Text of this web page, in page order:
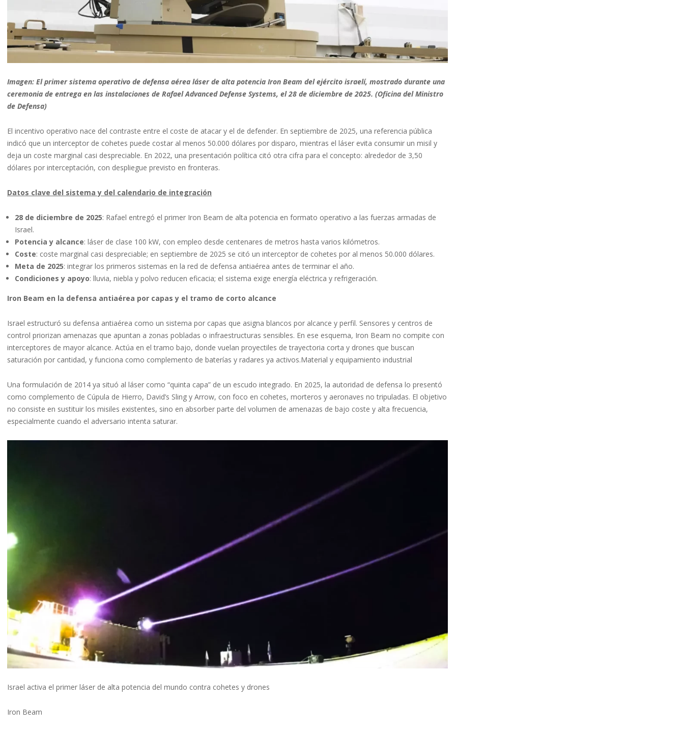
Imagen: El primer sistema operativo de defensa aérea láser de alta potencia Iron Beam del ejército israelí, mostrado durante una
ceremonia de entrega en las instalaciones de Rafael Advanced Defense Systems, el 28 de diciembre de 2025. (Oficina del Ministro
de Defensa)
El incentivo operativo nace del contraste entre el coste de atacar y el de defender. En septiembre de 2025, una referencia pública
indicó que un interceptor de cohetes puede costar al menos 50.000 dólares por disparo, mientras el láser evita consumir un misil y
deja un coste marginal casi despreciable. En 2022, una presentación política citó otra cifra para el concepto: alrededor de 3,50
dólares por interceptación, con despliegue previsto en fronteras.
Datos clave del sistema y del calendario de integración
28 de diciembre de 2025: Rafael entregó el primer Iron Beam de alta potencia en formato operativo a las fuerzas armadas de
Israel.
Potencia y alcance: láser de clase 100 kW, con empleo desde centenares de metros hasta varios kilómetros.
Coste: coste marginal casi despreciable; en septiembre de 2025 se citó un interceptor de cohetes por al menos 50.000 dólares.
Meta de 2025: integrar los primeros sistemas en la red de defensa antiaérea antes de terminar el año.
Condiciones y apoyo: lluvia, niebla y polvo reducen eficacia; el sistema exige energía eléctrica y refrigeración.
Iron Beam en la defensa antiaérea por capas y el tramo de corto alcance
Israel estructuró su defensa antiaérea como un sistema por capas que asigna blancos por alcance y perfil. Sensores y centros de
control priorizan amenazas que apuntan a zonas pobladas o infraestructuras sensibles. En ese esquema, Iron Beam no compite con
interceptores de mayor alcance. Actúa en el tramo bajo, donde vuelan proyectiles de trayectoria corta y drones que buscan
saturación por cantidad, y funciona como complemento de baterías y radares ya activos.Material y equipamiento industrial
Una formulación de 2014 ya situó al láser como “quinta capa” de un escudo integrado. En 2025, la autoridad de defensa lo presentó
como complemento de Cúpula de Hierro, David’s Sling y Arrow, con foco en cohetes, morteros y aeronaves no tripuladas. El objetivo
no consiste en sustituir los misiles existentes, sino en absorber parte del volumen de amenazas de bajo coste y alta frecuencia,
especialmente cuando el adversario intenta saturar.
Israel activa el primer láser de alta potencia del mundo contra cohetes y drones
Iron Beam